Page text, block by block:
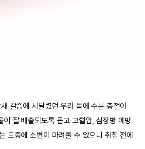
갈증에 시달렸던 우리 몸에 수분 충전이
잘 배출되도록 돕고 고혈압, 심장병 예방
도중에 소변이 마려울 수 있으니 취침 전에